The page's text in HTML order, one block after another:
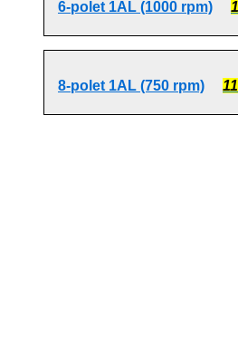
6-polet 1AL (1000 rpm)
8-polet 1AL (750 rpm)